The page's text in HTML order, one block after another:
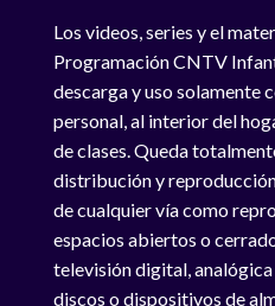
Los videos, series y el
Programación CNTV
descarga y uso solamente
personal, al interior del
de clases. Queda
distribución y
de cualquier vía como
espacios abiertos o
televisión digital,
discos o dispositivos de